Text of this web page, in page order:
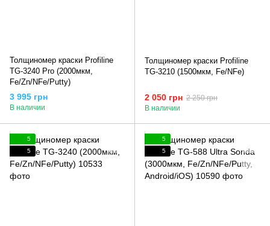
Толщиномер краски Profiline
TG-3240 Pro (2000мкм,
Fe/Zn/NFe/Putty)
3 995 грн
В наличии
Толщиномер краски Profiline
TG-3210 (1500мкм, Fe/NFe)
2 050 грн 2 250 грн
В наличии
5
5
5
5